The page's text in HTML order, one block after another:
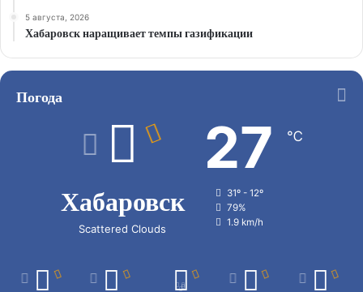
5 августа, 2026
Хабаровск наращивает темпы газификации
Погода
Хабаровск
Scattered Clouds
27 ℃
31º - 12º
79%
1.9 km/h